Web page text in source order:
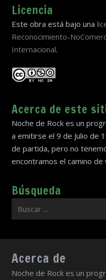
Licencia
Este obra está bajo una
Reconocimiento-
Internacional.
Acerca de este
Noche de Rock es un
a emitirse el 9 de Julio de
de partida, pero no
encontramos el camino de
Búsqueda
Acerca de
Noche de Rock es un